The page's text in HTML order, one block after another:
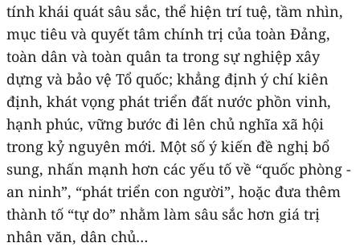
tính khái quát sâu sắc, thể hiện trí tuệ, tầm nhìn,
mục tiêu và quyết tâm chính trị của toàn Đảng,
toàn dân và toàn quân ta trong sự nghiệp xây
dựng và bảo vệ Tổ quốc; khẳng định ý chí kiên
định, khát vọng phát triển đất nước phồn vinh,
hạnh phúc, vững bước đi lên chủ nghĩa xã hội
trong kỷ nguyên mới. Một số ý kiến đề nghị bổ
sung, nhấn mạnh hơn các yếu tố về “quốc phòng -
an ninh”, “phát triển con người”, hoặc đưa thêm
thành tố “tự do” nhằm làm sâu sắc hơn giá trị
nhân văn, dân chủ…